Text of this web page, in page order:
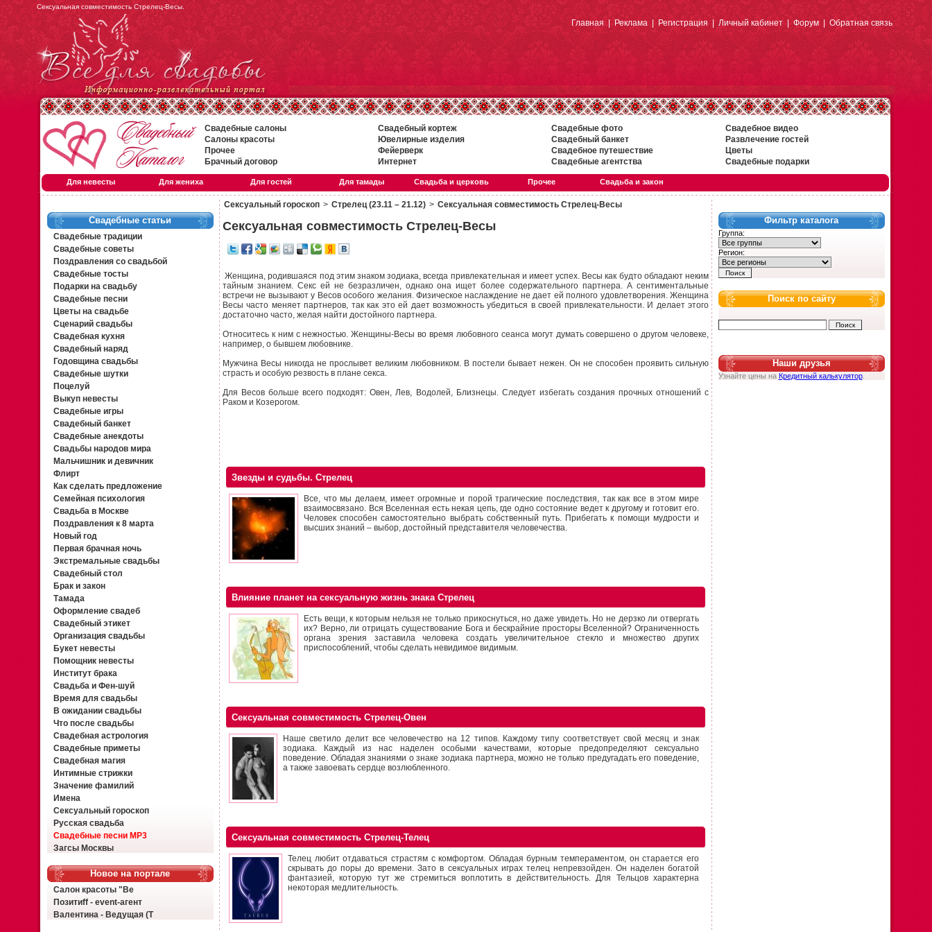
Сексуальная совместимость Стрелец-Весы.
Главная|Реклама|Регистрация| Личный кабинет|Форум| Обратная связь
Свадебные салоны Свадебный кортеж Свадебные фото
Свадебное видео
Салоны красоты
Ювелирные изделия Свадебный банкет
Развлечение гостей
Прочее
Фейерверк Свадебное путешествие
Цветы
Брачный договор
Интернет Свадебные агентства Свадебные подарки
Для невесты Для жениха Для гостей Для тамады Свадьба и церковь Прочее Свадьба и закон
Свадебные статьи
Свадебные традиции
Свадебные советы
Поздравления со свадьбой
Свадебные тосты
Подарки на свадьбу
Свадебные песни
Цветы на свадьбе
Сценарий свадьбы
Свадебная кухня
Свадебный наряд
Годовщина свадьбы
Свадебные шутки
Поцелуй
Выкуп невесты
Свадебные игры
Свадебный банкет
Свадебные анекдоты
Свадьбы народов мира
Мальчишник и девичник
Флирт
Как сделать предложение
Семейная психология
Свадьба в Москве
Поздравления к 8 марта
Новый год
Первая брачная ночь
Экстремальные свадьбы
Свадебный стол
Брак и закон
Тамада
Оформление свадеб
Свадебный этикет
Организация свадьбы
Букет невесты
Помощник невесты
Институт брака
Свадьба и Фен-шуй
Время для свадьбы
В ожидании свадьбы
Что после свадьбы
Свадебная астрология
Свадебные приметы
Свадебная магия
Интимные стрижки
Значение фамилий
Имена
Сексуальный гороскоп
Русская свадьба
Свадебные песни MP3
Загсы Москвы
Новое на портале
Салон красоты "Ве
Позитиff - event-агент
Валентина - Ведущая (Т
Сексуальный гороскоп > Стрелец (23.11 – 21.12) > Сексуальная совместимость Стрелец-Весы
Сексуальная совместимость Стрелец-Весы
Женщина, родившаяся под этим знаком зодиака, всегда привлекательная и имеет успех. Весы как будто обладают неким
тайным знанием. Секс ей не безразличен, однако она ищет более содержательного партнера. А сентиментальные
встречи не вызывают у Весов особого желания. Физическое наслаждение не дает ей полного удовлетворения. Женщина
Весы часто меняет партнеров, так как это ей дает возможность убедиться в своей привлекательности. И делает этого
достаточно часто, желая найти достойного партнера.
Относитесь к ним с нежностью. Женщины-Весы во время любовного сеанса могут думать совершено о другом человеке,
например, о бывшем любовнике.
Мужчина Весы никогда не прослывет великим любовником. В постели бывает нежен. Он не способен проявить сильную
страсть и особую резвость в плане секса.
Для Весов больше всего подходят: Овен, Лев, Водолей, Близнецы. Следует избегать создания прочных отношений с
Раком и Козерогом.
Звезды и судьбы. Стрелец
Все, что мы делаем, имеет огромные и порой трагические последствия, так как все в этом мире
взаимосвязано. Вся Вселенная есть некая цепь, где одно состояние ведет к другому и готовит его.
Человек способен самостоятельно выбрать собственный путь. Прибегать к помощи мудрости и
высших знаний – выбор, достойный представителя человечества.
Влияние планет на сексуальную жизнь знака Стрелец
Есть вещи, к которым нельзя не только прикоснуться, но даже увидеть. Но не дерзко ли отвергать
их? Верно, ли отрицать существование Бога и бескрайние просторы Вселенной? Ограниченность
органа зрения заставила человека создать увеличительное стекло и множество других
приспособлений, чтобы сделать невидимое видимым.
Сексуальная совместимость Стрелец-Овен
Наше светило делит все человечество на 12 типов. Каждому типу соответствует свой месяц и знак
зодиака. Каждый из нас наделен особыми качествами, которые предопределяют сексуально
поведение. Обладая знаниями о знаке зодиака партнера, можно не только предугадать его поведение,
а также завоевать сердце возлюбленного.
Сексуальная совместимость Стрелец-Телец
Телец любит отдаваться страстям с комфортом. Обладая бурным темпераментом, он старается его
скрывать до поры до времени. Зато в сексуальных играх телец непревзойден. Он наделен богатой
фантазией, которую тут же стремиться воплотить в действительность. Для Тельцов характерна
некоторая медлительность.
Фильтр каталога
Группа:
Регион:
Поиск по сайту
Наши друзья
Узнайте цены на Кредитный калькулятор.